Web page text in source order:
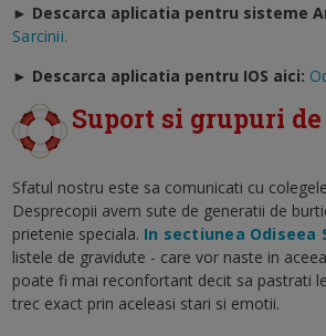
► Descarca aplicatia pentru sisteme
Sarcinii.
► Descarca aplicatia pentru IOS aici:
Suport si grupuri
Sfatul nostru este sa comunicati cu
Desprecopii avem sute de generatii de
prietenie speciala. In sectiunea Odiseea
listele de gravidute - care vor naste in
poate fi mai reconfortant decit sa pastrati
trec exact prin aceleasi stari si emotii.